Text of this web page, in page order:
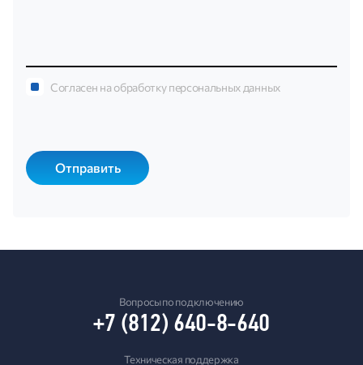
Согласен на обработку персональных данных
Вопросы по подключению
+7 (812) 640-8-640
Техническая поддержка